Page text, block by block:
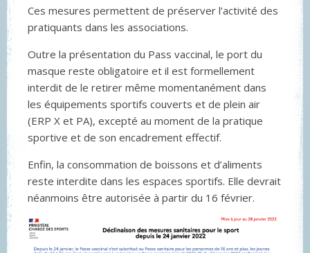
Ces mesures permettent de préserver l’activité des
pratiquants dans les associations.
Outre la présentation du Pass vaccinal, le port du
masque reste obligatoire et il est formellement
interdit de le retirer même momentanément dans
les équipements sportifs couverts et de plein air
(ERP X et PA), excepté au moment de la pratique
sportive et de son encadrement effectif.
Enfin, la consommation de boissons et d’aliments
reste interdite dans les espaces sportifs. Elle devrait
néanmoins être autorisée à partir du 16 février.